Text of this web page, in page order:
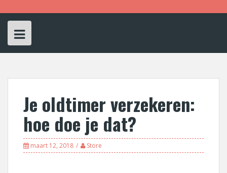
Je oldtimer verzekeren:
hoe doe je dat?
maart 12, 2018 Store